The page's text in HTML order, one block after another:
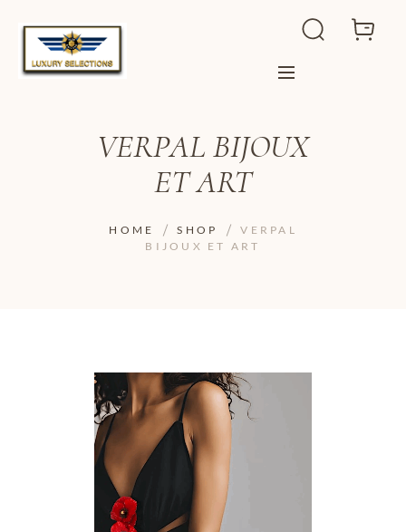
VERPAL BIJOUX
ET ART
HOME SHOP
VERPAL
BIJOUX ET ART